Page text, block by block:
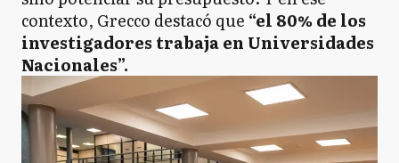
contexto, Grecco destacó que “el 80% de los
investigadores trabaja en Universidades
Nacionales”.